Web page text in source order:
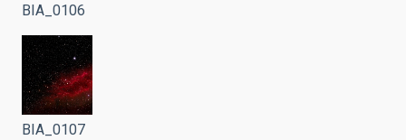
BIA_0106
BIA_0107